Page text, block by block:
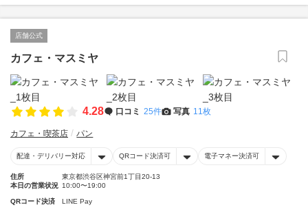
店舗公式
カフェ・マスミヤ
4.28 口コミ 25件 写真 11枚
カフェ・喫茶店 パン
配達・デリバリー対応 QRコード決済可 電子マネー決済可
住所
東京都渋谷区神宮前1丁目20-13
本日の営業状況 10:00〜19:00
QRコード決済 LINE Pay